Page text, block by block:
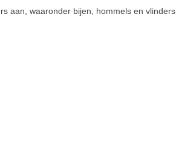
aan, waaronder bijen, hommels en vlinders.